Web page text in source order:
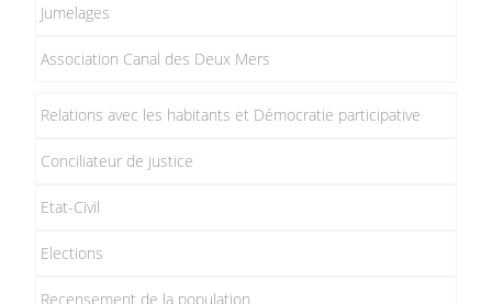
Jumelages
Association Canal des Deux Mers
Relations avec les habitants et Démocratie participative
Conciliateur de justice
Etat-Civil
Elections
Recensement de la population